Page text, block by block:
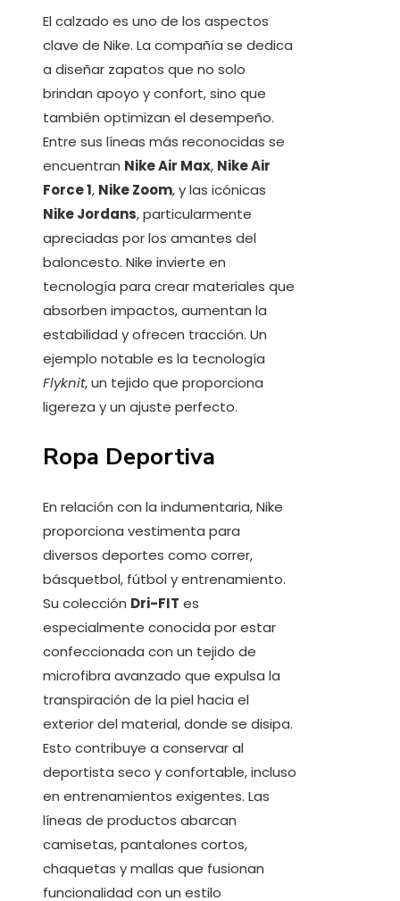
El calzado es uno de los aspectos
clave de Nike. La compañía se dedica
a diseñar zapatos que no solo
brindan apoyo y confort, sino que
también optimizan el desempeño.
Entre sus líneas más reconocidas se
encuentran Nike Air Max, Nike Air
Force 1, Nike Zoom, y las icónicas
Nike Jordans, particularmente
apreciadas por los amantes del
baloncesto. Nike invierte en
tecnología para crear materiales que
absorben impactos, aumentan la
estabilidad y ofrecen tracción. Un
ejemplo notable es la tecnología
Flyknit, un tejido que proporciona
ligereza y un ajuste perfecto.
Ropa Deportiva
En relación con la indumentaria, Nike
proporciona vestimenta para
diversos deportes como correr,
básquetbol, fútbol y entrenamiento.
Su colección Dri-FIT es
especialmente conocida por estar
confeccionada con un tejido de
microfibra avanzado que expulsa la
transpiración de la piel hacia el
exterior del material, donde se disipa.
Esto contribuye a conservar al
deportista seco y confortable, incluso
en entrenamientos exigentes. Las
líneas de productos abarcan
camisetas, pantalones cortos,
chaquetas y mallas que fusionan
funcionalidad con un estilo